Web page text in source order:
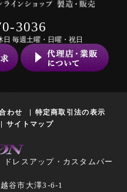
3036
日 毎週土曜・日曜・祝日
わせ
特定商取引法の表示
サイトマップ
レスアップ・カスタムパー
谷市大澤3-6-1